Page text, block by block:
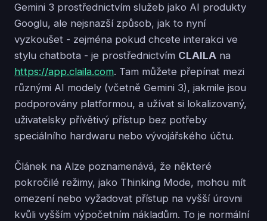
Gemini 3 prostřednictvím služeb jako AI produkty
Googlu, ale nejsnazší způsob, jak to nyní
vyzkoušet - zejména pokud chcete interakci ve
stylu chatbota - je prostřednictvím CLAILA na
https://app.claila.com. Tam můžete přepínat mezi
různými AI modely (včetně Gemini 3), jakmile jsou
podporovány platformou, a užívat si lokalizovaný,
uživatelsky přívětivý přístup bez potřeby
speciálního hardwaru nebo vývojářského účtu.
Článek na Alze poznamenává, že některé
pokročilé režimy, jako Thinking Mode, mohou mít
omezení nebo vyžadovat přístup na vyšší úrovni
kvůli vyšším výpočetním nákladům. To je normální